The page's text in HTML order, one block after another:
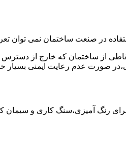
در صنعت ساختمان نمی توان
از ساختمان که خارج از
صورت عدم رعایت ایمنی بسیار
رنگ آمیزی،سنگ کاری و